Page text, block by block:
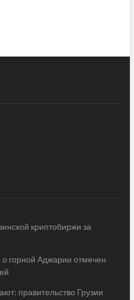
криптобиржи за
о горной Аджарии отмечен
правительство Грузии